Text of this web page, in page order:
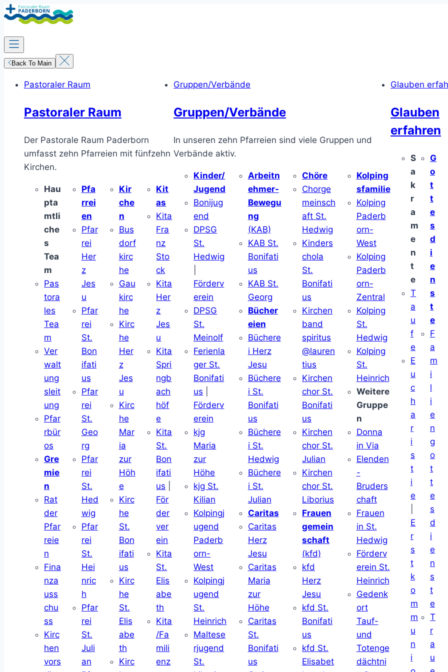
Zum
Inhalt
springen
Back To Main
Pastoraler Raum
Pastoraler Raum
Der Pastorale Raum Paderborn
umfasst zehn Pfarreien mit fünfzehn
Kirchen.
Hau
pta
mtli
che
s
Tea
m
Pas
tora
les
Tea
m
Ver
walt
ung
sleit
ung
Pfar
rbür
os
Gre
mie
n
Rat
der
Pfar
reie
n
Fina
nza
uss
chu
ss
Kirc
hen
vors
Pfa
rrei
en
Pfar
rei
Her
z
Jes
u
Pfar
rei
St.
Bon
ifati
us
Pfar
rei
St.
Geo
rg
Pfar
rei
St.
Hed
wig
Pfar
rei
St.
Hei
nric
h
Pfar
rei
St.
Juli
an
Kir
che
n
Bus
dorf
kirc
he
Gau
kirc
he
Kirc
he
Her
z
Jes
u
Kirc
he
Mar
ia
zur
Höh
e
Kirc
he
St.
Bon
ifati
us
Kirc
he
St.
Elis
abe
th
Kirc
Kit
as
Kita
Fra
nz
Sto
ck
Kita
Her
z
Jes
u
Kita
Spri
ngb
ach
höf
e
Kita
St.
Bon
ifati
us
För
der
ver
ein
Kita
St.
Elis
abe
th
Kita
/Fa
mili
enz
Gruppen/Verbände
Gruppen/Verbände
In unseren zehn Pfarreien sind viele Gruppen und
Verbände aktiv.
Kinder/
Jugend
Bonijug
end
DPSG
St.
Hedwig
Förderv
erein
DPSG
St.
Meinolf
Ferienla
ger St.
Bonifati
us
Förderv
erein
kjg
Maria
zur
Höhe
kjg St.
Kilian
Kolpingj
ugend
Paderb
orn-
West
Kolpingj
ugend
St.
Heinrich
Maltese
rjugend
St.
Arbeitn
ehmer-
Bewegu
ng
(KAB)
KAB St.
Bonifati
us
KAB St.
Georg
Bücher
eien
Büchere
i Herz
Jesu
Büchere
i St.
Bonifati
us
Büchere
i St.
Hedwig
Büchere
i St.
Julian
Caritas
Caritas
Herz
Jesu
Caritas
Maria
zur
Höhe
Caritas
St.
Bonifati
us
Chöre
Chorge
meinsch
aft St.
Hedwig
Kinders
chola
St.
Bonifati
us
Kirchen
band
spiritus
@lauren
tius
Kirchen
chor St.
Bonifati
us
Kirchen
chor St.
Julian
Kirchen
chor St.
Liborius
Frauen
gemein
schaft
(kfd)
kfd
Herz
Jesu
kfd St.
Bonifati
us
kfd St.
Elisabet
Kolping
sfamilie
Kolping
Paderb
orn-
West
Kolping
Paderb
orn-
Zentral
Kolping
St.
Hedwig
Kolping
St.
Heinrich
Weitere
Gruppe
n
Donna
in Via
Elenden
-
Bruders
chaft
Frauen
in St.
Hedwig
Förderv
erein St.
Heinrich
Gedenk
ort
Tauf-
und
Totenge
dächtni
Glauben
Glauben
erfahren
S
a
k
r
a
m
e
n
t
e
T
a
u
f
e
E
u
c
h
a
r
i
s
t
i
e
E
r
s
t
k
o
m
m
u
n
i
G
o
t
t
e
s
d
i
e
n
s
t
e
F
a
m
i
l
i
e
n
g
o
t
t
e
s
d
i
e
n
s
t
e
T
r
a
u